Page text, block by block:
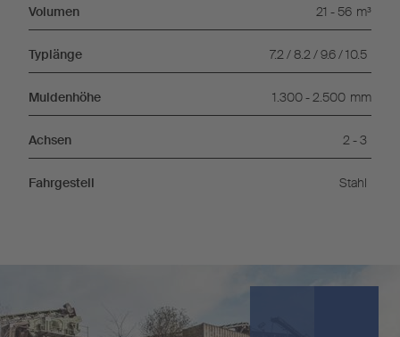
Volumen 21 - 56 m³
Typlänge 7.2 / 8.2 / 9.6 / 10.5
Muldenhöhe 1.300 - 2.500 mm
Achsen 2 - 3
Fahrgestell Stahl